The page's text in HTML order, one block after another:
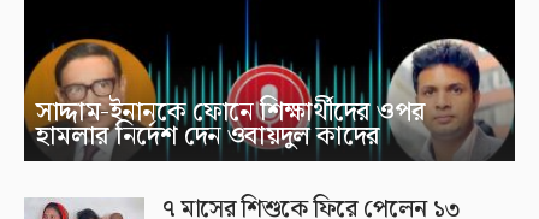
সাদ্দাম-ইনানকে ফোনে শিক্ষার্থীদের ওপর
হামলার নির্দেশ দেন ওবায়দুল কাদের
৭ মাসের শিশুকে ফিরে পেলেন ১৩